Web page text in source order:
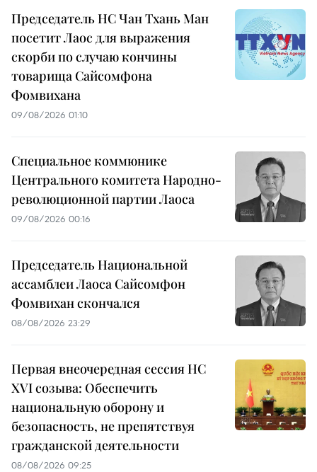
Председатель НС Чан Тхань Ман
посетит Лаос для выражения
скорби по случаю кончины
товарища Сайсомфона
Фомвихана
09/08/2026 01:10
Специальное коммюнике
Центрального комитета Народно-
революционной партии Лаоса
09/08/2026 00:16
Председатель Национальной
ассамблеи Лаоса Сайсомфон
Фомвихан скончался
08/08/2026 23:29
Первая внеочередная сессия НС
XVI созыва: Обеспечить
национальную оборону и
безопасность, не препятствуя
гражданской деятельности
08/08/2026 09:25